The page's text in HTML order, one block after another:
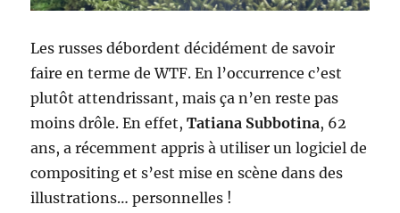
Les russes débordent décidément de savoir
faire en terme de WTF. En l’occurrence c’est
plutôt attendrissant, mais ça n’en reste pas
moins drôle. En effet,Tatiana Subbotina, 62
ans, a récemment appris à utiliser un logiciel de
compositing et s’est mise en scène dans des
illustrations… personnelles !